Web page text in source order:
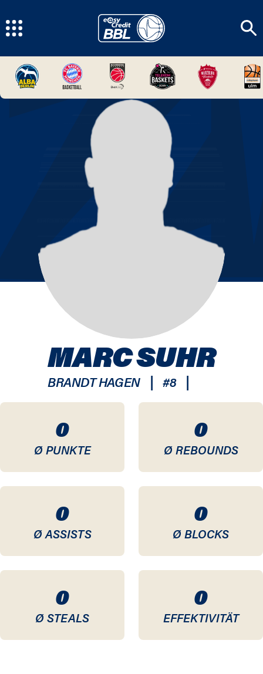
0
Ø PUNKTE
0
Ø REBOUNDS
0
Ø ASSISTS
0
Ø BLOCKS
0
Ø STEALS
0
EFFEKTIVITÄT
MARC SUHR
BRANDT HAGEN | #8 |